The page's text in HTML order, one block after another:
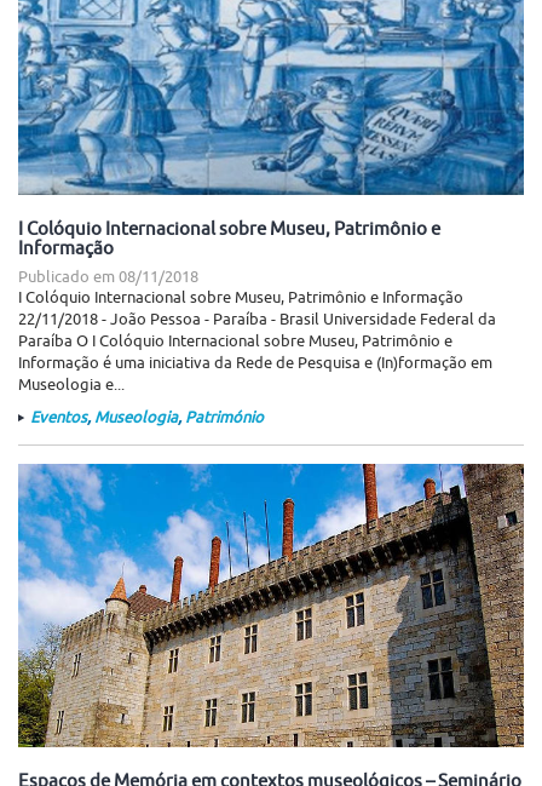
I Colóquio Internacional sobre Museu, Patrimônio e
Informação
Publicado em 08/11/2018
I Colóquio Internacional sobre Museu, Patrimônio e Informação
22/11/2018 - João Pessoa - Paraíba - Brasil Universidade Federal da
Paraíba O I Colóquio Internacional sobre Museu, Patrimônio e
Informação é uma iniciativa da Rede de Pesquisa e (In)formação em
Museologia e...
Eventos, Museologia, Património
Espaços de Memória em contextos museológicos – Seminário